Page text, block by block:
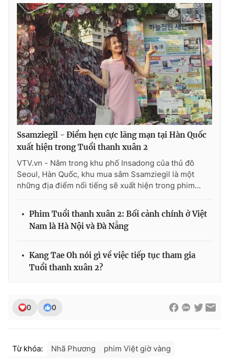
Ssamziegil - Điểm hẹn cực lãng mạn tại Hàn Quốc
xuất hiện trong Tuổi thanh xuân 2
VTV.vn - Nằm trong khu phố Insadong của thủ đô
Seoul, Hàn Quốc, khu mua sắm Ssamziegil là một
những địa điểm nổi tiếng sẽ xuất hiện trong phim...
Phim Tuổi thanh xuân 2: Bối cảnh chính ở Việt
Nam là Hà Nội và Đà Nẵng
Kang Tae Oh nói gì về việc tiếp tục tham gia
Tuổi thanh xuân 2?
0 0
Từ khóa: Nhã Phương
phim Việt giờ vàng